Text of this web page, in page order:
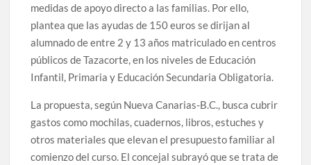
medidas de apoyo directo a las familias. Por ello,
plantea que las ayudas de 150 euros se dirijan al
alumnado de entre 2 y 13 años matriculado en centros
públicos de Tazacorte, en los niveles de Educación
Infantil, Primaria y Educación Secundaria Obligatoria.
La propuesta, según Nueva Canarias-B.C., busca cubrir
gastos como mochilas, cuadernos, libros, estuches y
otros materiales que elevan el presupuesto familiar al
comienzo del curso. El concejal subrayó que se trata de